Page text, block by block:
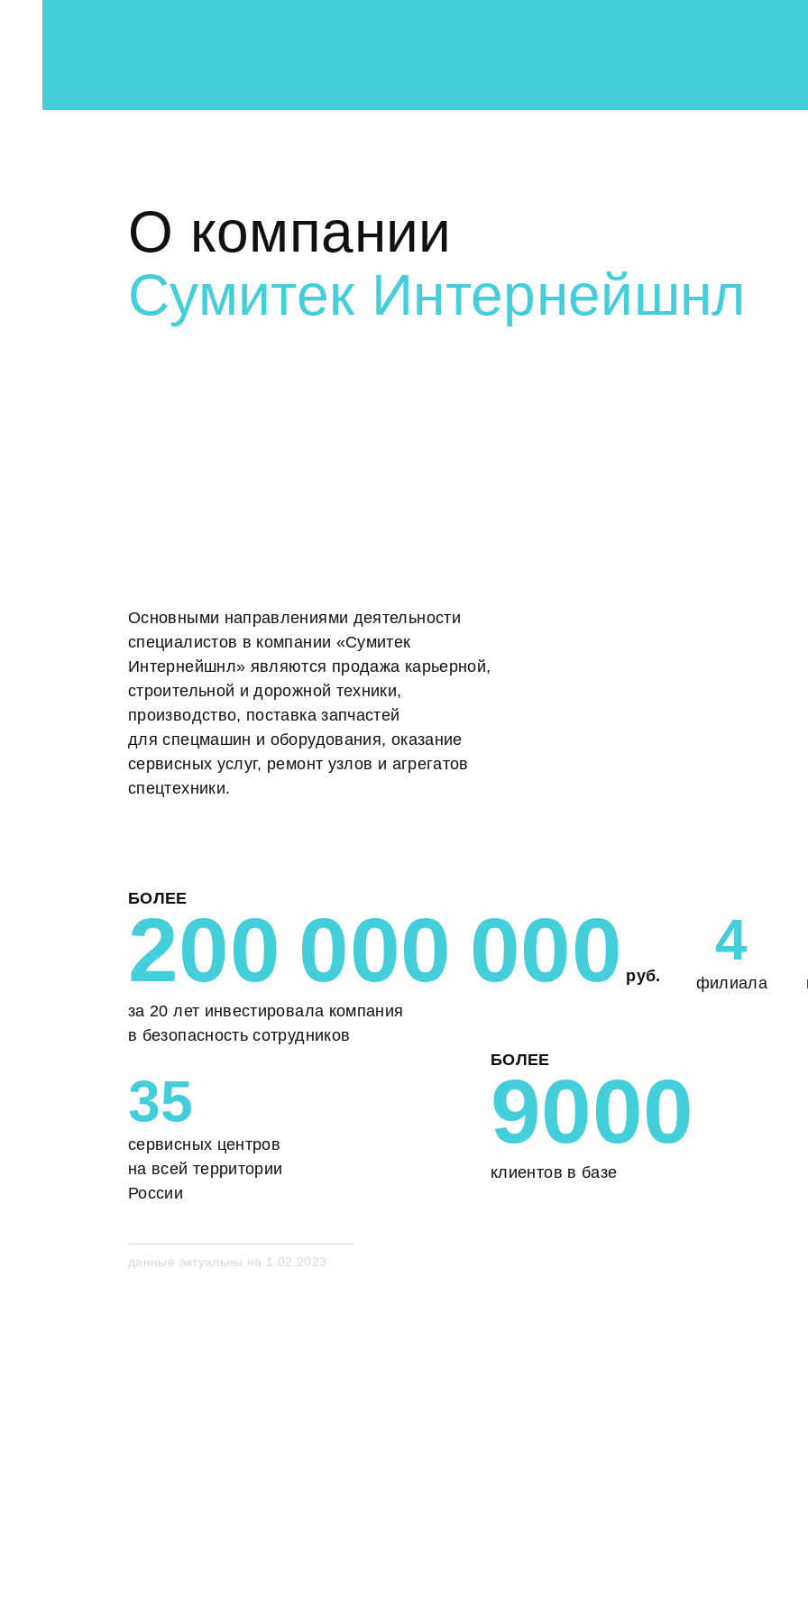
О компании
Сумитек Интернейшнл
Основными направлениями деятельности
специалистов в компании «Сумитек
Интернейшнл» являются продажа карьерной,
строительной и дорожной техники,
производство, поставка запчастей
для спецмашин и оборудования, оказание
сервисных услуг, ремонт узлов и агрегатов
спецтехники.
БОЛЕЕ
200 000 000 руб.
за 20 лет инвестировала компания
в безопасность сотрудников
4
филиала
35
сервисных центров
на всей территории
России
БОЛЕЕ
9000
клиентов в базе
данные актуальны на 1.02.2023